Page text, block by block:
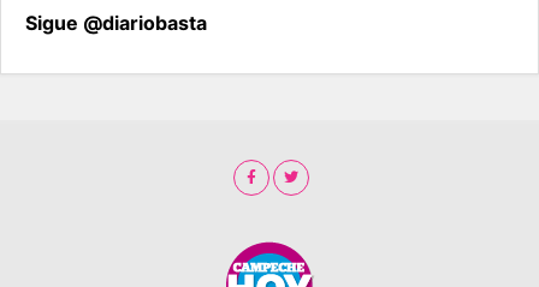
Sigue @diariobasta